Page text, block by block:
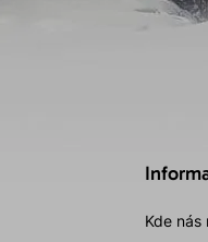
Kde nás